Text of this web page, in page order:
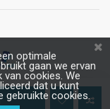
optimale
gaan we ervan
cookies. We
dat u kunt
gebruikte cookies.